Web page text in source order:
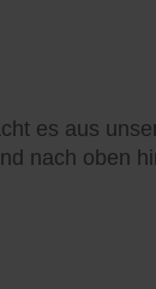
es aus
nach oben